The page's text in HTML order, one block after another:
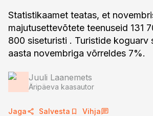
Statistikaamet teatas, et
majutusettevõtete teenuseid 131
800 siseturisti . Turistide koguarv
aasta novembriga võrreldes 7%.
Juuli Laanemets
Äripäeva kaasautor
Jaga Salvesta Vihja